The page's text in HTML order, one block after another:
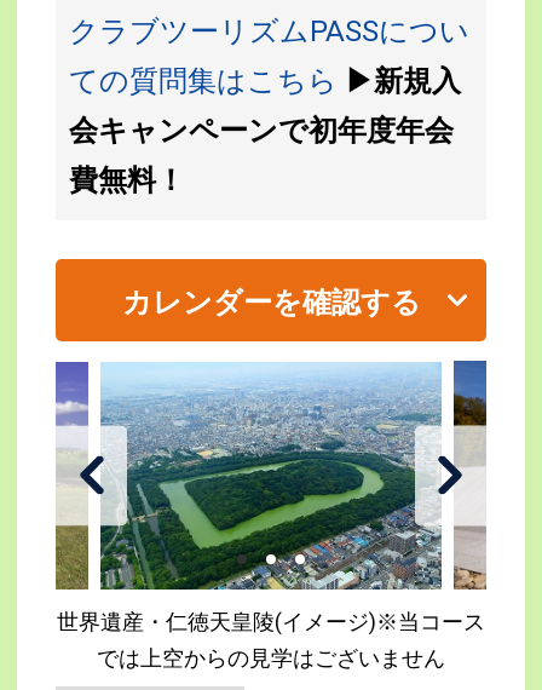
クラブツーリズムPASSについ
ての質問集はこちら ▶新規入
会キャンペーンで初年度年会
費無料！
カレンダーを確認する
世界遺産・仁徳天皇陵(イメージ)※当コース
では上空からの見学はございません